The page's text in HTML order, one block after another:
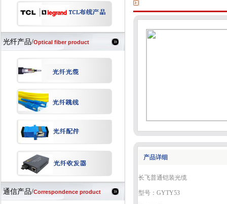
光纤产品/Optical fiber product
通信产品/Correspondence product
产品详细
长飞普通铠装光缆
型号：GYTY53